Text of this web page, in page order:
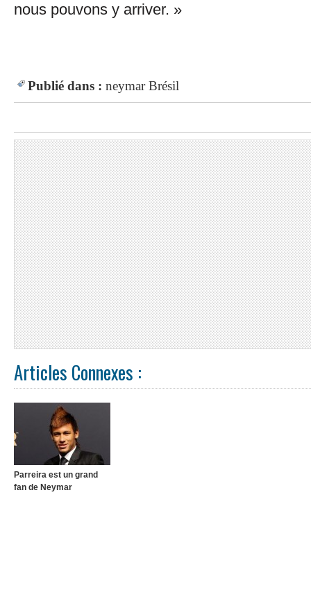
nous pouvons y arriver. »
Publié dans : neymar Brésil
Articles Connexes :
Parreira est un grand
fan de Neymar